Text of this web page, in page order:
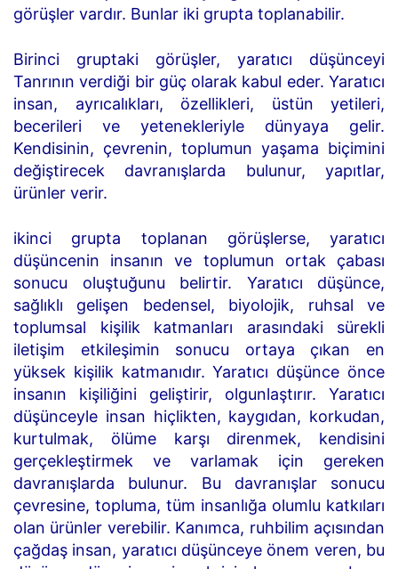
görüşler vardır. Bunlar iki grupta toplanabilir.
Birinci gruptaki görüşler, yaratıcı düşünceyi
Tanrının verdiği bir güç olarak kabul eder. Yaratıcı
insan, ayrıcalıkları, özellikleri, üstün yetileri,
becerileri ve yetenekleriyle dünyaya gelir.
Kendisinin, çevrenin, toplumun yaşama biçimini
değiştirecek davranışlarda bulunur, yapıtlar,
ürünler verir.
ikinci grupta toplanan görüşlerse, yaratıcı
düşüncenin insanın ve toplumun ortak çabası
sonucu oluştuğunu belirtir. Yaratıcı düşünce,
sağlıklı gelişen bedensel, biyolojik, ruhsal ve
toplumsal kişilik katmanları arasındaki sürekli
iletişim etkileşimin sonucu ortaya çıkan en
yüksek kişilik katmanıdır. Yaratıcı düşünce önce
insanın kişiliğini geliştirir, olgunlaştırır. Yaratıcı
düşünceyle insan hiçlikten, kaygıdan, korkudan,
kurtulmak, ölüme karşı direnmek, kendisini
gerçekleştirmek ve varlamak için gereken
davranışlarda bulunur. Bu davranışlar sonucu
çevresine, topluma, tüm insanlığa olumlu katkıları
olan ürünler verebilir. Kanımca, ruhbilim açısından
çağdaş insan, yaratıcı düşünceye önem veren, bu